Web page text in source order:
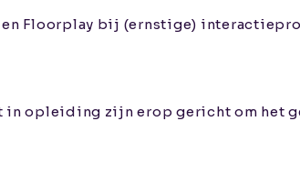
Floorplay bij (ernstige)
in opleiding zijn erop gericht om het